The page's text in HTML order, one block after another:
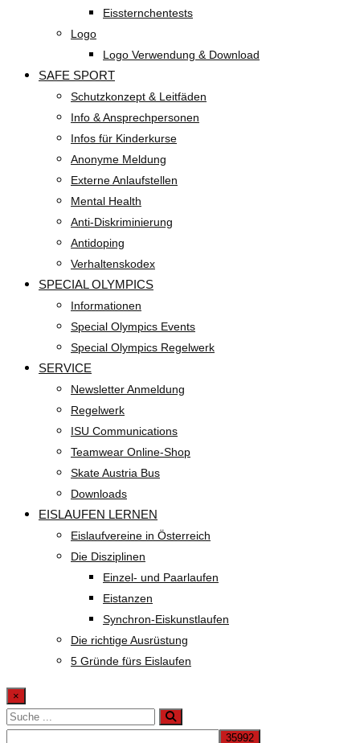
Eissternchentests
Logo
Logo Verwendung & Download
SAFE SPORT
Schutzkonzept & Leitfäden
Info & Ansprechpersonen
Infos für Kinderkurse
Anonyme Meldung
Externe Anlaufstellen
Mental Health
Anti-Diskriminierung
Antidoping
Verhaltenskodex
SPECIAL OLYMPICS
Informationen
Special Olympics Events
Special Olympics Regelwerk
SERVICE
Newsletter Anmeldung
Regelwerk
ISU Communications
Teamwear Online-Shop
Skate Austria Bus
Downloads
EISLAUFEN LERNEN
Eislaufvereine in Österreich
Die Disziplinen
Einzel- und Paarlaufen
Eistanzen
Synchron-Eiskunstlaufen
Die richtige Ausrüstung
5 Gründe fürs Eislaufen
×